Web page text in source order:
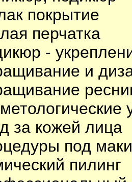
покрытие
перчатка
-
и
за кожей лица
под
пилинг